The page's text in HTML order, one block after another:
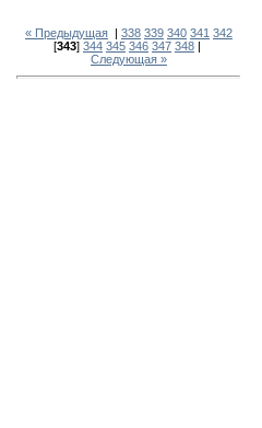
« Предыдущая| 338 339 340 341 342
[343] 344 345 346 347 348|
Следующая »